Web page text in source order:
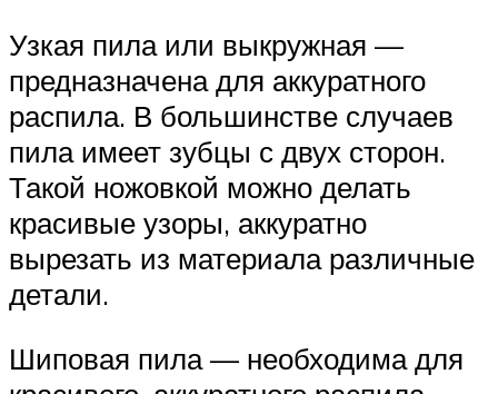
Узкая пила или выкружная —
предназначена для аккуратного
распила. В большинстве случаев
пила имеет зубцы с двух сторон.
Такой ножовкой можно делать
красивые узоры, аккуратно
вырезать из материала различные
детали.
Шиповая пила — необходима для